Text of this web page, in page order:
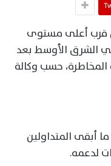
قرب أعلى مستوى
الشرق الأوسط بعد
حسب وكالة
160 للدولار؛ ما أبقى المتداولين
لدعمه.